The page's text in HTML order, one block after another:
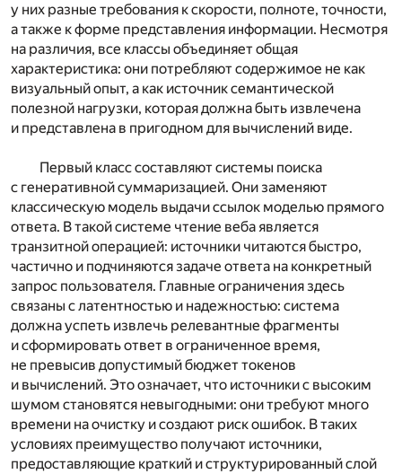
у них разные требования к скорости, полноте, точности,
а также к форме представления информации. Несмотря
на различия, все классы объединяет общая
характеристика: они потребляют содержимое не как
визуальный опыт, а как источник семантической
полезной нагрузки, которая должна быть извлечена
и представлена в пригодном для вычислений виде.
Первый класс составляют системы поиска
с генеративной суммаризацией. Они заменяют
классическую модель выдачи ссылок моделью прямого
ответа. В такой системе чтение веба является
транзитной операцией: источники читаются быстро,
частично и подчиняются задаче ответа на конкретный
запрос пользователя. Главные ограничения здесь
связаны с латентностью и надежностью: система
должна успеть извлечь релевантные фрагменты
и сформировать ответ в ограниченное время,
не превысив допустимый бюджет токенов
и вычислений. Это означает, что источники с высоким
шумом становятся невыгодными: они требуют много
времени на очистку и создают риск ошибок. В таких
условиях преимущество получают источники,
предоставляющие краткий и структурированный слой